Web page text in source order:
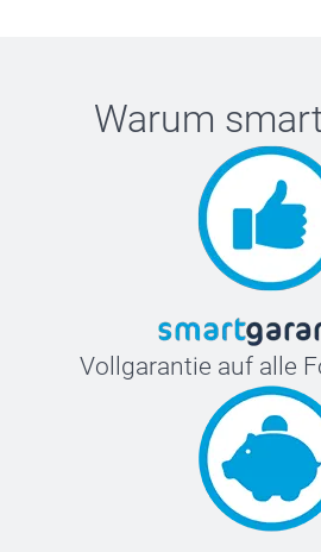
Sie lieben werden, veredelt sind.
Warum
Vollgarantie auf alle